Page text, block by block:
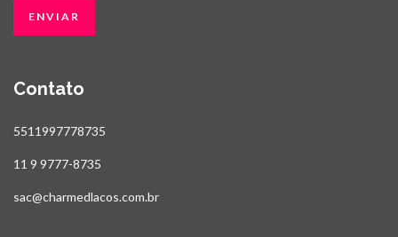
Contato
5511997778735
11 9 9777-8735
sac@charmedlacos.com.br